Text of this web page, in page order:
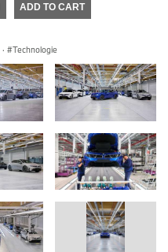
ADD TO CART
· Technologie